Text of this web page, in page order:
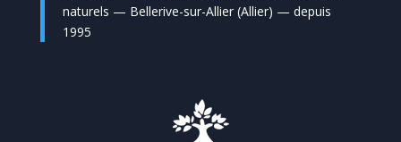
naturels — Bellerive-sur-Allier (Allier) — depuis
1995